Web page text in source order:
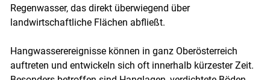
Regenwasser, das direkt überwiegend über
landwirtschaftliche Flächen abfließt.
Hangwasserereignisse können in ganz Oberösterreich
auftreten und entwickeln sich oft innerhalb kürzester Zeit.